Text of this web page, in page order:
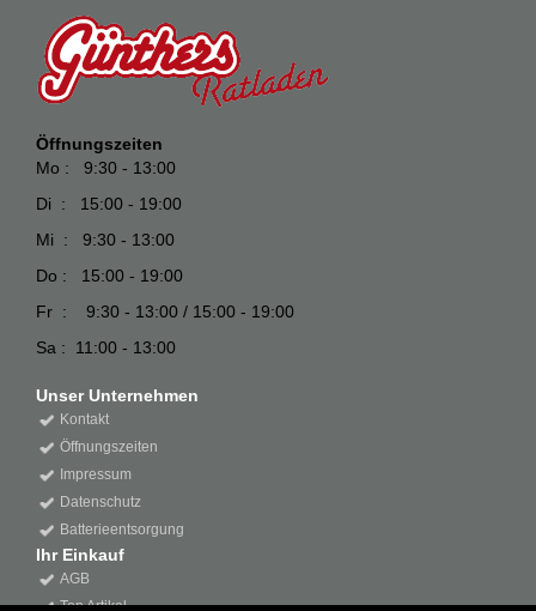
Öffnungszeiten
Mo : 9:30 - 13:00
Di : 15:00 - 19:00
Mi : 9:30 - 13:00
Do : 15:00 - 19:00
Fr : 9:30 - 13:00 / 15:00 - 19:00
Sa : 11:00 - 13:00
Unser Unternehmen
Kontakt
Öffnungszeiten
Impressum
Datenschutz
Batterieentsorgung
Ihr Einkauf
AGB
Top Artikel